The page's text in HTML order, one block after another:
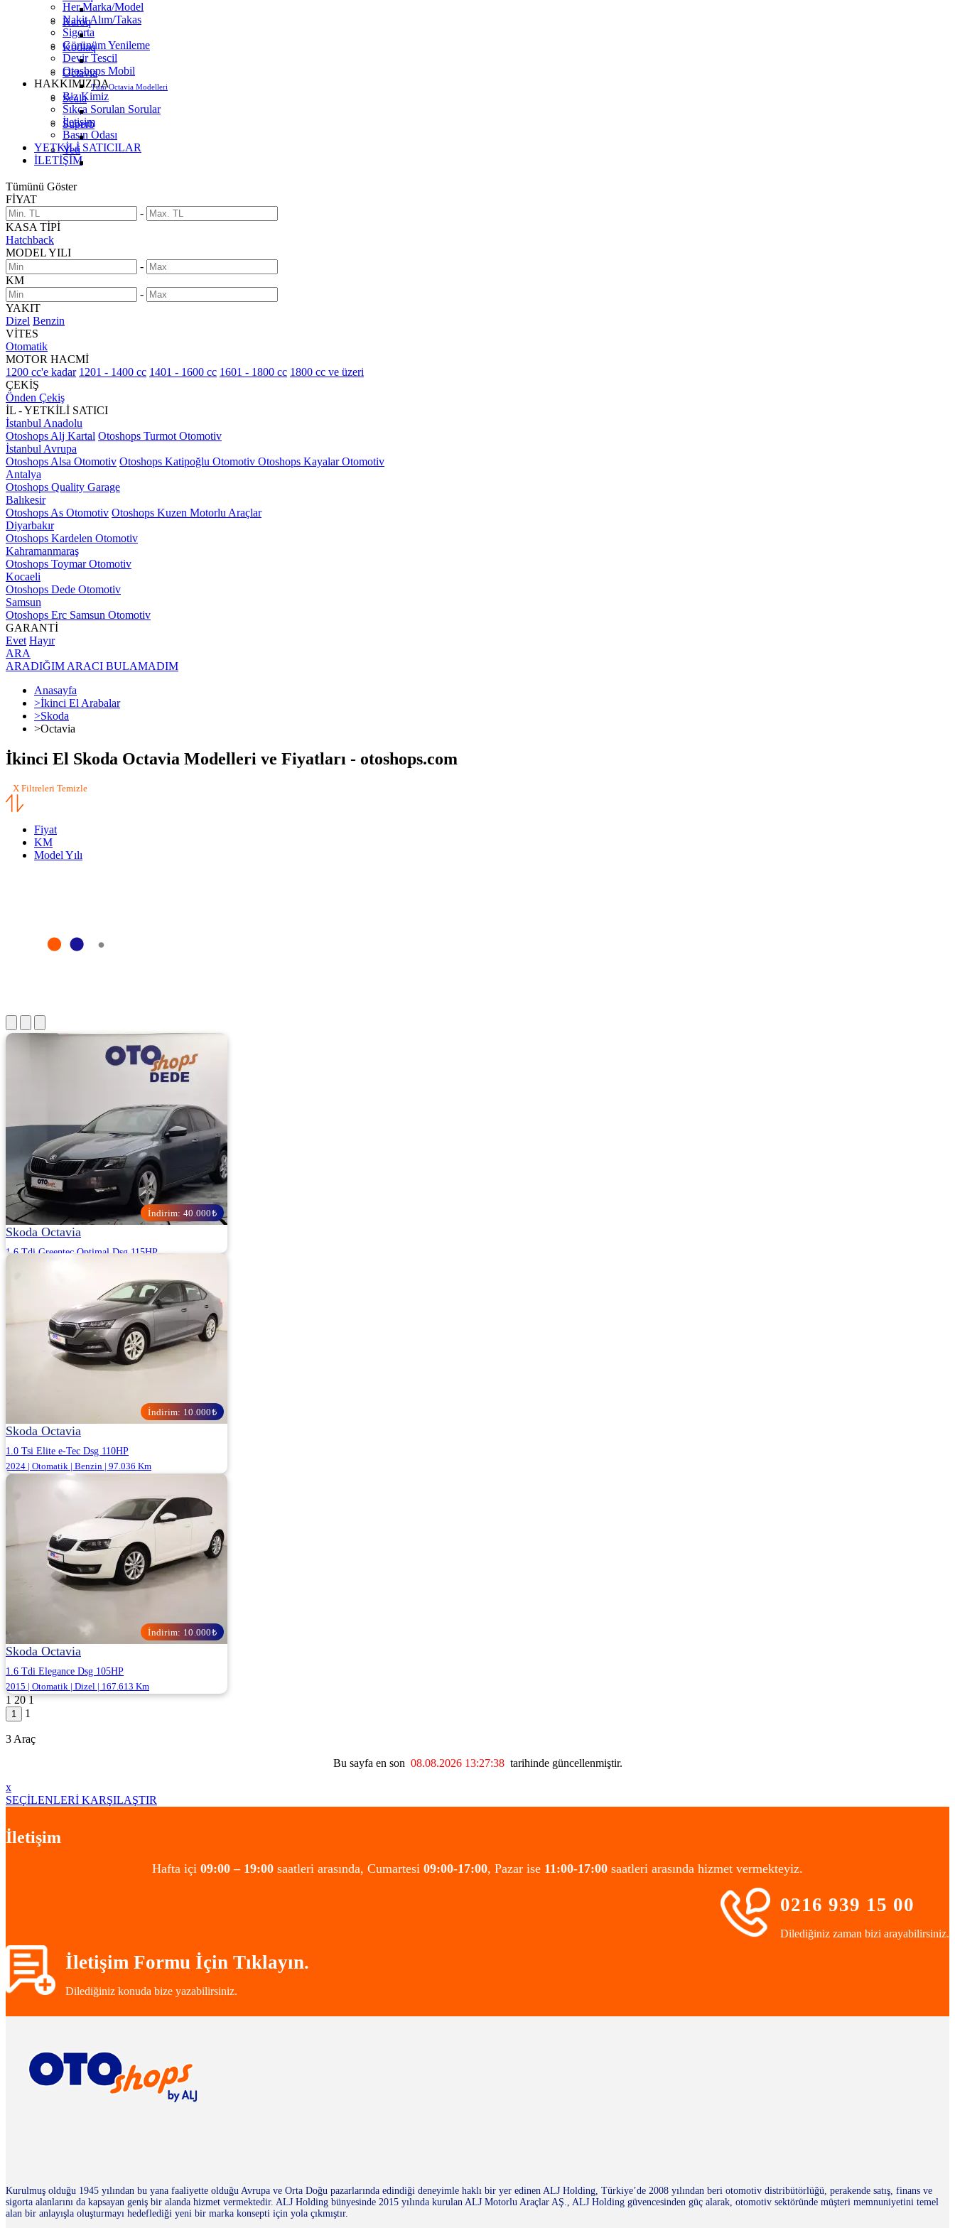
Her Marka/Model
Nakit Alım/Takas
Sigorta
Görünüm Yenileme
Devir Tescil
Otoshops Mobil
HAKKIMIZDA
Biz Kimiz
Sıkça Sorulan Sorular
İletişim
Basın Odası
YETKİLİ SATICILAR
İLETİŞİM
Karoq
Kodiaq
Octavia
Tüm Octavia Modelleri
Scala
Superb
Yeti
Tümünü Göster
FİYAT
-
KASA TİPİ
Hatchback
MODEL YILI
-
KM
-
YAKIT
Dizel Benzin
VİTES
Otomatik
MOTOR HACMİ
1200 cc'e kadar 1201 - 1400 cc 1401 - 1600 cc 1601 - 1800 cc 1800 cc ve üzeri
ÇEKİŞ
Önden Çekiş
İL - YETKİLİ SATICI
İstanbul Anadolu
Otoshops Alj Kartal Otoshops Turmot Otomotiv
İstanbul Avrupa
Otoshops Alsa Otomotiv Otoshops Katipoğlu Otomotiv Otoshops Kayalar Otomotiv
Antalya
Otoshops Quality Garage
Balıkesir
Otoshops As Otomotiv Otoshops Kuzen Motorlu Araçlar
Diyarbakır
Otoshops Kardelen Otomotiv
Kahramanmaraş
Otoshops Toymar Otomotiv
Kocaeli
Otoshops Dede Otomotiv
Samsun
Otoshops Erc Samsun Otomotiv
GARANTİ
Evet Hayır
ARA
ARADIĞIM ARACI BULAMADIM
Anasayfa
>İkinci El Arabalar
>Skoda
>Octavia
İkinci El Skoda Octavia Modelleri ve Fiyatları - otoshops.com
X Filtreleri Temizle
Fiyat
KM
Model Yılı
İndirim: 40.000₺
Skoda Octavia
1.6 Tdi Greentec Optimal Dsg 115HP
OTOSHOPS DEDE OTOMOTİV - KOCAELİ
1.280.000 1.320.000 ₺
İndirim: 10.000₺
Skoda Octavia
1.0 Tsi Elite e-Tec Dsg 110HP
2024 | Otomatik | Benzin | 97.036 Km
1.700.000 ₺
İndirim: 10.000₺
Skoda Octavia
1.6 Tdi Elegance Dsg 105HP
2015 | Otomatik | Dizel | 167.613 Km
ALJ KARTAL - İSTANBUL ANADOLU
1.240.000
1 20 1
1
3 Araç
Bu sayfa en son 08.08.2026 13:27:38tarihinde güncellenmiştir.
x
SEÇİLENLERİ KARŞILAŞTIR
İletişim
Hafta içi 09:00 – 19:00 saatleri arasında, Cumartesi 09:00-17:00, Pazar ise 11:00-17:00 saatleri arasında hizmet vermekteyiz.
0216 939 15 00
Dilediğiniz zaman bizi arayabilirsiniz.
İletişim Formu İçin Tıklayın.
Dilediğiniz konuda bize yazabilirsiniz.
Kurulmuş olduğu 1945 yılından bu yana faaliyette olduğu Avrupa ve Orta Doğu pazarlarında edindiği deneyimle haklı bir yer edinen ALJ Holding, Türkiye’de 2008 yılından beri otomotiv distribütörlüğü, perakende satış, finans ve
sigorta alanlarını da kapsayan geniş bir alanda hizmet vermektedir. ALJ Holding bünyesinde 2015 yılında kurulan ALJ Motorlu Araçlar AŞ., ALJ Holding güvencesinden güç alarak, otomotiv sektöründe müşteri memnuniyetini temel
alan bir anlayışla oluşturmayı hedeflediği yeni bir marka konsepti için yola çıkmıştır.